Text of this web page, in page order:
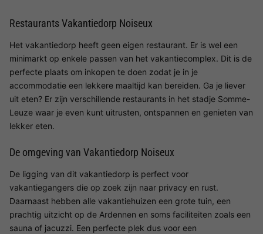
Restaurants Vakantiedorp Noiseux
Het vakantiedorp heeft geen eigen restaurant. Er is wel een
minimarkt op enkele passen van het vakantiecomplex. Dit is de
perfecte plaats om inkopen te doen zodat je in je
accommodatie een lekkere maaltijd kan bereiden. Ga je liever
uit eten? Er zijn verschillende restaurants in het stadje Somme-
Leuze waar je even kunt uitrusten, ontspannen en genieten van
lekker eten.
De omgeving van Vakantiedorp Noiseux
De ligging van dit vakantiedorp is perfect voor
vakantiegangers die op zoek zijn naar privacy en rust.
Daarnaast hebben alle vakantiehuizen een grote tuin, een
prachtig uitzicht op de Ardennen en soms faciliteiten zoals een
sauna of jacuzzi. Een perfecte plek dus voor een